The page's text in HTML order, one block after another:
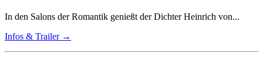
In den Salons der Romantik genießt der Dichter Heinrich von...
Infos & Trailer →